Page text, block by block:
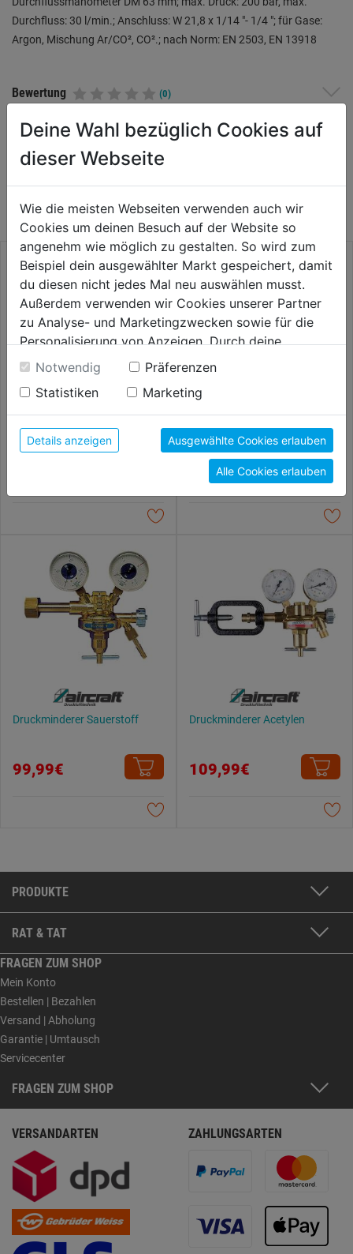
Durchfluss: 30 l/min.; Anschluss: W 21,8 x 1/14 "- 1/4 "; für Gase:
Argon, Mischung Ar/CO², CO².; nach Norm: EN 2503, EN 13918
Bewertung (0)
WEITERE PRODUKTE AUS DIESER
MIG-Gasflaschenanschluss-Kit
für auffüllbare Flaschen
Automatikkopfschweißschirm
Expert DIN 5-8/9-13
79,99€
Druckminderer Sauerstoff
99,99€
Druckminderer Acetylen
109,99€
PRODUKTE
RAT & TAT
FRAGEN ZUM SHOP
Mein Konto
Bestellen | Bezahlen
Versand | Abholung
Garantie | Umtausch
Servicecenter
FRAGEN ZUM SHOP
VERSANDARTEN ZAHLUNGSARTEN
Deine Wahl bezüglich Cookies auf
dieser Webseite
Wie die meisten Webseiten verwenden auch wir
Cookies um deinen Besuch auf der Website so
angenehm wie möglich zu gestalten. So wird zum
Beispiel dein ausgewählter Markt gespeichert, damit
du diesen nicht jedes Mal neu auswählen musst.
Außerdem verwenden wir Cookies unserer Partner
zu Analyse- und Marketingzwecken sowie für die
Personalisierung von Anzeigen. Durch deine
Einwilligung werden die Daten von Drittanbieter,
unter anderem auch in den USA, verarbeitet.
Durch Klick auf "Alle Cookies erlauben" stimmst du
der Verwendung aller Cookies zu. Unter "Details
anzeigen" findest du alle Infos zu den
unterschiedlichen Cookies, unter "Cookies
Konfigurieren" kannst du auswählen, welche Cookies
du zulassen möchtest und welche nicht.
Weitere Informationen findest du in unserer
Notwendig
Präferenzen
Statistiken
Marketing
Details anzeigen Ausgewählte Cookies erlauben
Alle Cookies erlauben